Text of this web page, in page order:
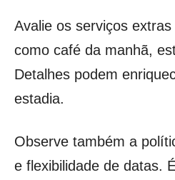
Avalie os serviços
como café da manhã,
Detalhes podem
estadia.
Observe também a
e flexibilidade de datas.